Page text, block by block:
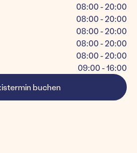
08:00 - 20:00
08:00 - 20:00
08:00 - 20:00
08:00 - 20:00
08:00 - 20:00
09:00 - 16:00
buchen